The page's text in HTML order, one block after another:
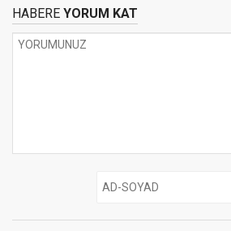
HABERE YORUM KAT